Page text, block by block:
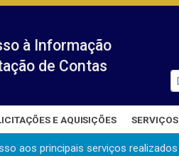
à Informação
de Contas
E AQUISIÇÕES SERVIÇOS
aos principais serviços realizados